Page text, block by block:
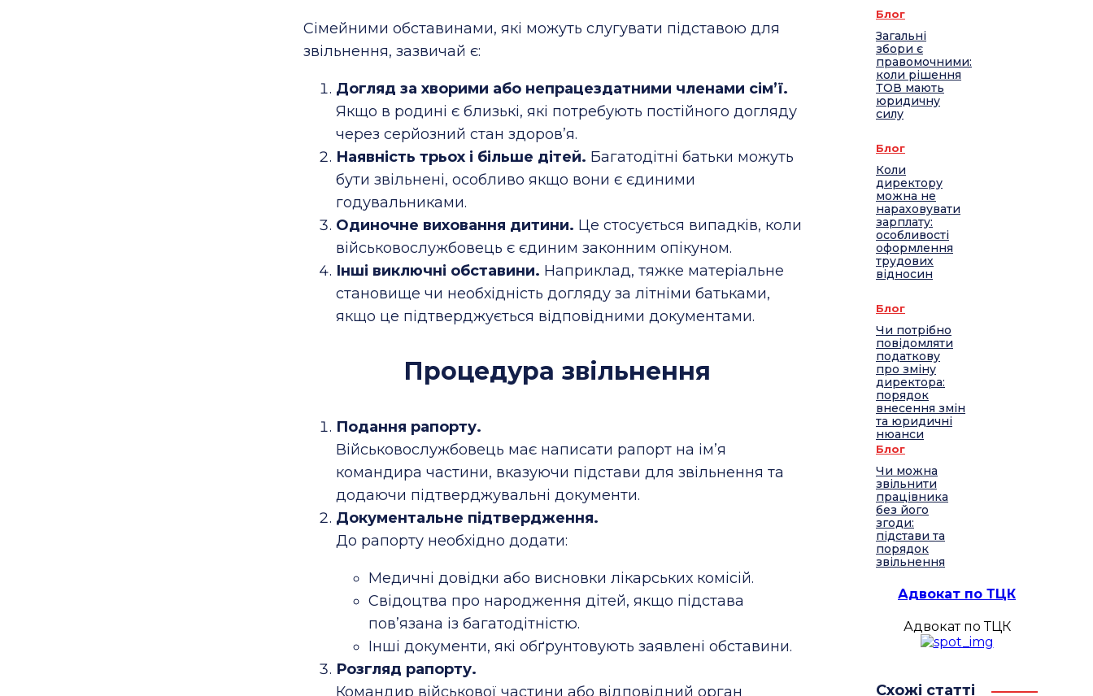
Сімейними обставинами, які можуть слугувати підставою для
звільнення, зазвичай є:
Догляд за хворими або непрацездатними членами сім’ї.
Якщо в родині є близькі, які потребують постійного догляду
через серйозний стан здоров’я.
Наявність трьох і більше дітей. Багатодітні батьки можуть
бути звільнені, особливо якщо вони є єдиними
годувальниками.
Одиночне виховання дитини. Це стосується випадків, коли
військовослужбовець є єдиним законним опікуном.
Інші виключні обставини. Наприклад, тяжке матеріальне
становище чи необхідність догляду за літніми батьками,
якщо це підтверджується відповідними документами.
Процедура звільнення
Подання рапорту.
Військовослужбовець має написати рапорт на ім’я
командира частини, вказуючи підстави для звільнення та
додаючи підтверджувальні документи.
Документальне підтвердження.
До рапорту необхідно додати:
Медичні довідки або висновки лікарських комісій.
Свідоцтва про народження дітей, якщо підстава
пов’язана із багатодітністю.
Інші документи, які обґрунтовують заявлені обставини.
Розгляд рапорту.
Командир військової частини або відповідний орган
Блог
Загальні
збори є
правомочними:
коли рішення
ТОВ мають
юридичну
силу
Блог
Коли
директору
можна не
нараховувати
зарплату:
особливості
оформлення
трудових
відносин
Блог
Чи потрібно
повідомляти
податкову
про зміну
директора:
порядок
внесення змін
та юридичні
нюанси
Блог
Чи можна
звільнити
працівника
без його
згоди:
підстави та
порядок
звільнення
Адвокат по ТЦК
Адвокат по ТЦК
Схожі статті